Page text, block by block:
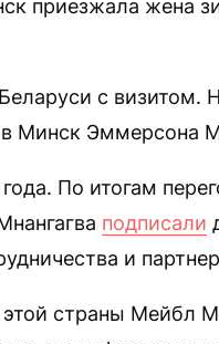
приезжала жена
с визитом.
в Минск Эммерсона
По итогам
подписали
и
этой страны Мейбл